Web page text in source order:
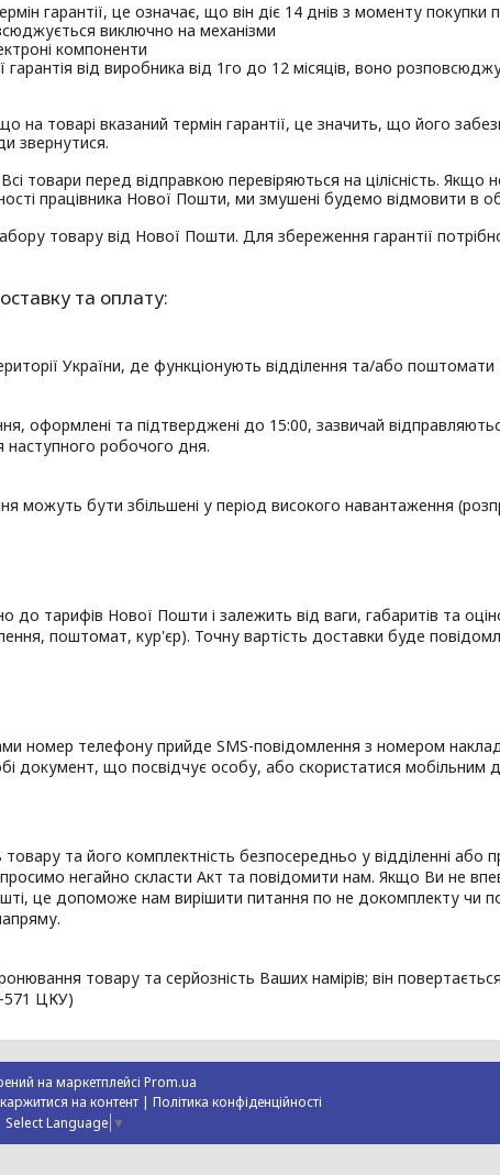
гарантії, це означає, що він діє 14 днів з моменту покупки
виключно на механізми
компоненти
гарантія від виробника від 1го до 12 місяців, воно
на товарі вказаний термін гарантії, це значить, що його
звернутися.
товари перед відправкою перевіряються на цілісність.
працівника Нової Пошти, ми змушені будемо відмовити в
товару від Нової Пошти. Для збереження гарантії
України, де функціонують відділення та/або
оформлені та підтверджені до 15:00, зазвичай
наступного робочого дня.
можуть бути збільшені у період високого навантаження
до тарифів Нової Пошти і залежить від ваги, габаритів та
поштомат, кур'єр). Точну вартість доставки буде
номер телефону прийде SMS-повідомлення з номером
документ, що посвідчує особу, або скористатися
товару та його комплектність безпосередньо у відділенні або
негайно скласти Акт та повідомити нам. Якщо Ви не
це допоможе нам вирішити питання по не докомплекту чи
товару та серйозність Ваших намірів; він
571 ЦКУ)
на маркетплейсі Prom.ua
на контент | Політика конфіденційності
Select Language ▼